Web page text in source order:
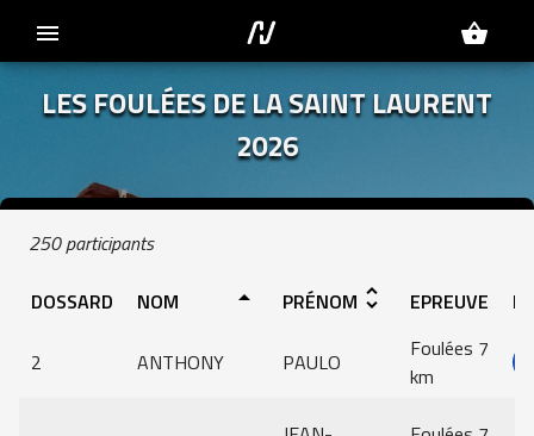
menu shopping_basket
LES FOULÉES DE LA SAINT LAURENT
2026
250 participants
DOSSARD NOM arrow_drop_up PRÉNOM unfold_more EPREUVE
2 ANTHONY PAULO
Foulées 7
km